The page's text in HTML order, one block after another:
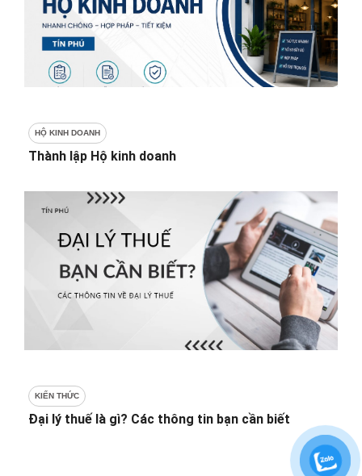
HỘ KINH DOANH
Thành lập Hộ kinh doanh
KIẾN THỨC
Đại lý thuế là gì? Các thông tin bạn cần biết